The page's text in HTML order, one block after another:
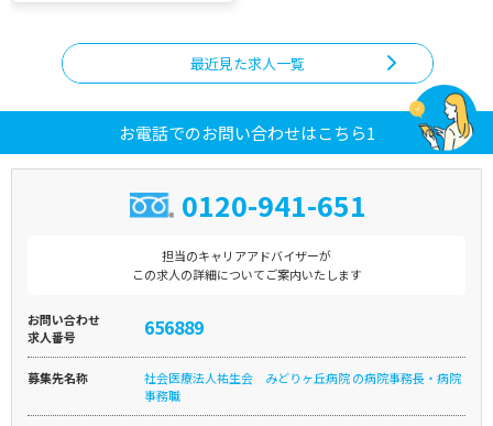
最近見た求人一覧
お電話でのお問い合わせはこちら1
0120-941-651
担当のキャリアアドバイザーが
この求人の詳細についてご案内いたします
お問い合わせ
求人番号
656889
募集先名称
社会医療法人祐生会 みどりヶ丘病院 の病院事務長・病院
事務職